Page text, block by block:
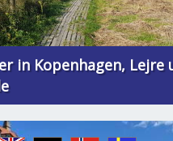
in Kopenhagen, Lejre